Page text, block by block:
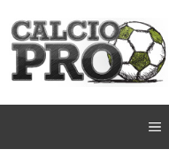
contenuto